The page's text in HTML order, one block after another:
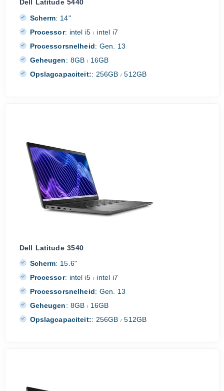
Dell Latitude 5440
Scherm: 14"
Processor: intel i5/ intel i7
Processorsnelheid: Gen. 13
Geheugen: 8GB / 16GB
Opslagcapaciteit:: 256GB/ 512GB
Dell Latitude 3540
Scherm: 15.6"
Processor: intel i5/ intel i7
Processorsnelheid: Gen. 13
Geheugen: 8GB / 16GB
Opslagcapaciteit:: 256GB/ 512GB